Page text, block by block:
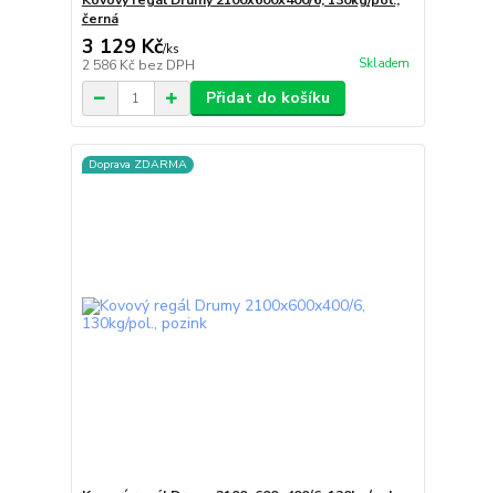
černá
3 129 Kč/ks
2 586 Kč bez DPH Skladem
Přidat do košíku
Doprava ZDARMA